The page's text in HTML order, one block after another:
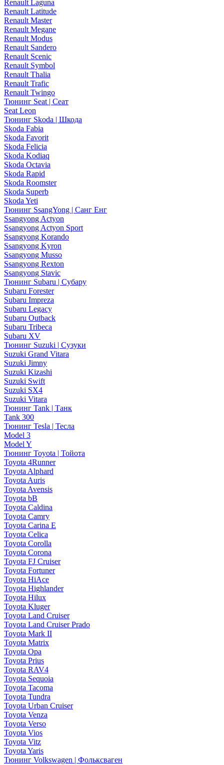
Renault Laguna
Renault Latitude
Renault Master
Renault Megane
Renault Modus
Renault Sandero
Renault Scenic
Renault Symbol
Renault Thalia
Renault Trafic
Renault Twingo
Тюнинг Seat | Сеат
Seat Leon
Тюнинг Skoda | Шкода
Skoda Fabia
Skoda Favorit
Skoda Felicia
Skoda Kodiaq
Skoda Octavia
Skoda Rapid
Skoda Roomster
Skoda Superb
Skoda Yeti
Тюнинг SsangYong | Санг Енг
Ssangyong Actyon
Ssangyong Actyon Sport
Ssangyong Korando
Ssangyong Kyron
Ssangyong Musso
Ssangyong Rexton
Ssangyong Stavic
Тюнинг Subaru | Субару
Subaru Forester
Subaru Impreza
Subaru Legacy
Subaru Outback
Subaru Tribeca
Subaru XV
Тюнинг Suzuki | Сузуки
Suzuki Grand Vitara
Suzuki Jimny
Suzuki Kizashi
Suzuki Swift
Suzuki SX4
Suzuki Vitara
Тюнинг Tank | Танк
Tank 300
Тюнинг Tesla | Тесла
Model 3
Model Y
Тюнинг Toyota | Тойота
Toyota 4Runner
Toyota Alphard
Toyota Auris
Toyota Avensis
Toyota bB
Toyota Caldina
Toyota Camry
Toyota Carina E
Toyota Celica
Toyota Corolla
Toyota Corona
Toyota FJ Cruiser
Toyota Fortuner
Toyota HiAce
Toyota Highlander
Toyota Hilux
Toyota Kluger
Toyota Land Cruiser
Toyota Land Cruiser Prado
Toyota Mark II
Toyota Matrix
Toyota Opa
Toyota Prius
Toyota RAV4
Toyota Sequoia
Toyota Tacoma
Toyota Tundra
Toyota Urban Cruiser
Toyota Venza
Toyota Verso
Toyota Vios
Toyota Vitz
Toyota Yaris
Тюнинг Volkswagen | Фольксваген